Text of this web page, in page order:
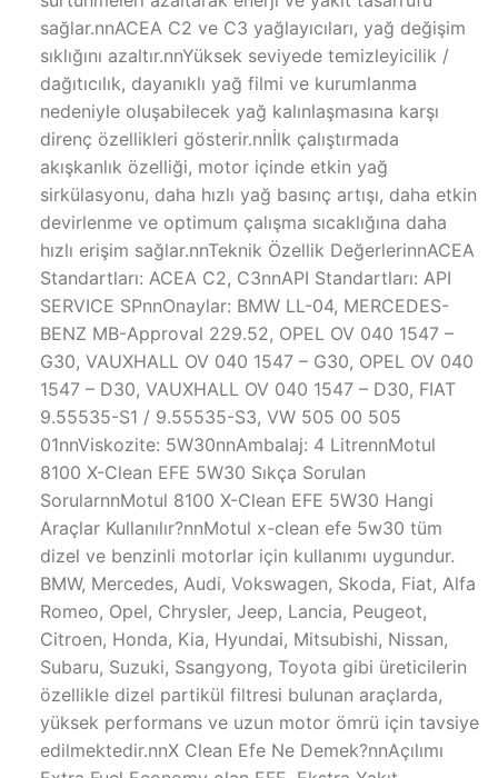
sağlar.nnACEA C2 ve C3 yağlayıcıları, yağ değişim
sıklığını azaltır.nnYüksek seviyede temizleyicilik /
dağıtıcılık, dayanıklı yağ filmi ve kurumlanma
nedeniyle oluşabilecek yağ kalınlaşmasına karşı
direnç özellikleri gösterir.nnİlk çalıştırmada
akışkanlık özelliği, motor içinde etkin yağ
sirkülasyonu, daha hızlı yağ basınç artışı, daha etkin
devirlenme ve optimum çalışma sıcaklığına daha
hızlı erişim sağlar.nnTeknik Özellik DeğerlerinnACEA
Standartları: ACEA C2, C3nnAPI Standartları: API
SERVICE SPnnOnaylar: BMW LL-04, MERCEDES-
BENZ MB-Approval 229.52, OPEL OV 040 1547 –
G30, VAUXHALL OV 040 1547 – G30, OPEL OV 040
1547 – D30, VAUXHALL OV 040 1547 – D30, FIAT
9.55535-S1 / 9.55535-S3, VW 505 00 505
01nnViskozite: 5W30nnAmbalaj: 4 LitrennMotul
8100 X-Clean EFE 5W30 Sıkça Sorulan
SorularnnMotul 8100 X-Clean EFE 5W30 Hangi
Araçlar Kullanılır?nnMotul x-clean efe 5w30 tüm
dizel ve benzinli motorlar için kullanımı uygundur.
BMW, Mercedes, Audi, Vokswagen, Skoda, Fiat, Alfa
Romeo, Opel, Chrysler, Jeep, Lancia, Peugeot,
Citroen, Honda, Kia, Hyundai, Mitsubishi, Nissan,
Subaru, Suzuki, Ssangyong, Toyota gibi üreticilerin
özellikle dizel partikül filtresi bulunan araçlarda,
yüksek performans ve uzun motor ömrü için tavsiye
edilmektedir.nnX Clean Efe Ne Demek?nnAçılımı